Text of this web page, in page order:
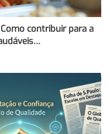
contribuir para a